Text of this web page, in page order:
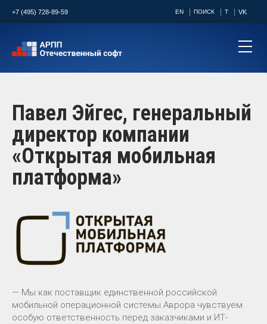
+7 (495) 728-89-59 EN ПОИСК T VK
Павел Эйгес, генеральный
директор компании
«Открытая мобильная
платформа»
— Мы как поставщик единственной российской
мобильной операционной системы Аврора чувствуем
особую ответственность перед заказчиками и ИТ-